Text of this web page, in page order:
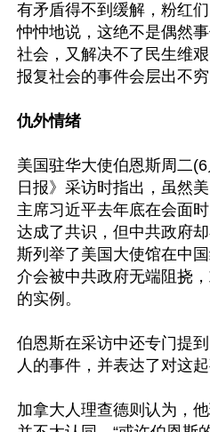
有矛盾得不到缓解，粉红
忡忡地说，这绝不是偶然
社会，又解决不了民生维
报复社会的事件会层出不穷
仇外情绪
美国驻华大使伯恩斯周二
日报》采访时指出，虽然
主席习近平去年底在会面
达成了共识，但中共政府
斯列举了美国大使馆在中
介会被中共政府无端阻挠
的实例。
伯恩斯在采访中还专门提
人的事件，并表达了对这起
加拿大人理查德则认为，